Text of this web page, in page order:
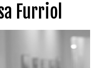
Furriol